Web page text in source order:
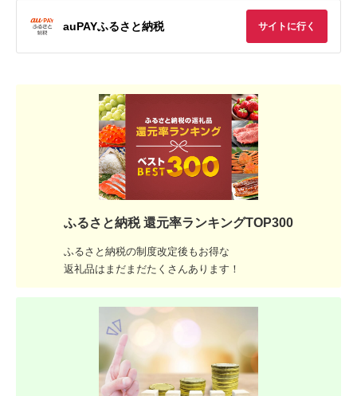
auPAYふるさと納税 サイトに行く
ふるさと納税 還元率ランキングTOP300
ふるさと納税の制度改定後もお得な
返礼品はまだまだたくさんあります！